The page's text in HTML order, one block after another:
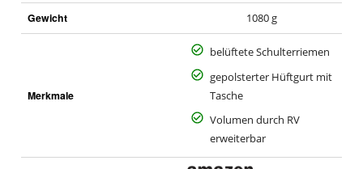
Gewicht 1080 g
Merkmale
belüftete Schulterriemen
gepolsterter Hüftgurt mit
Tasche
Volumen durch RV
erweiterbar